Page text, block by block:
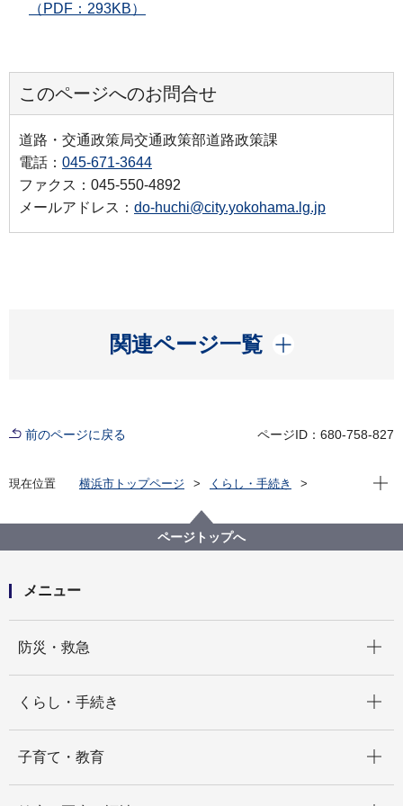
（PDF：293KB）
このページへのお問合せ
道路・交通政策局交通政策部道路政策課
電話： 045-671-3644
ファクス：045-550-4892
メールアドレス： do-huchi@city.yokohama.lg.jp
関連ページ一覧
開く
前のページに戻る ページID：680-758-827
現在位置 横浜市トップページ
くらし・手続き
自転車駐車場の附置等について
附置条例に関するよくある質問と回答
現在
ページトップへ
メニュー
防災・救急
くらし・手続き
子育て・教育